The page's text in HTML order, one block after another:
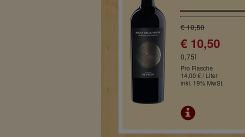
€ 10,50
€ 10,50
0,75l
Pro Flasche
14,00 € / Liter
inkl. 19% MwSt.